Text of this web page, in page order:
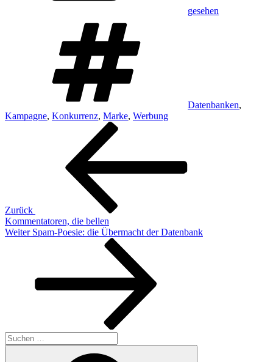
gesehen
Datenbanken,
Kampagne, Konkurrenz, Marke, Werbung
Beitragsnavigation
Zurück
Kommentatoren, die bellen
Nächster
Weiter Spam-Poesie: die Übermacht der Datenbank
Suchen
nach: